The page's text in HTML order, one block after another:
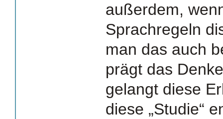
außerdem,
Sprachregeln
man das auch
prägt das
gelangt diese
diese „Studie“